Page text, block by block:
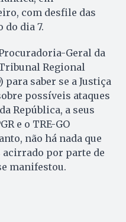
com desfile das
do dia 7.
Geral da
Tribunal Regional
para saber se a Justiça
possíveis ataques
República, a seus
e o TRE-GO
não há nada que
por parte de
manifestou.